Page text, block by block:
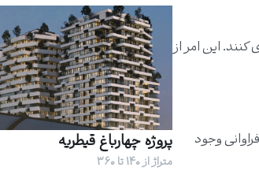
به صورت ۱۰۰ درصدی سرمایه‌گذاری کنند. این امر از
وجود
پروژه چهارباغ قیطریه
متراژ از 140 تا 360